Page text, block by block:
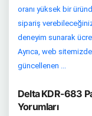
oranı yüksek bir
sipariş
deneyim sunarak
Ayrıca, web
güncellenen ...
Delta KDR-683
Yorumları